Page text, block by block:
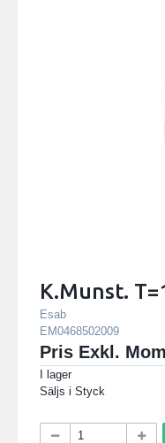
K.Munst.
Esab
EM0468502009
Pris Exkl.
I lager
Säljs i Styck